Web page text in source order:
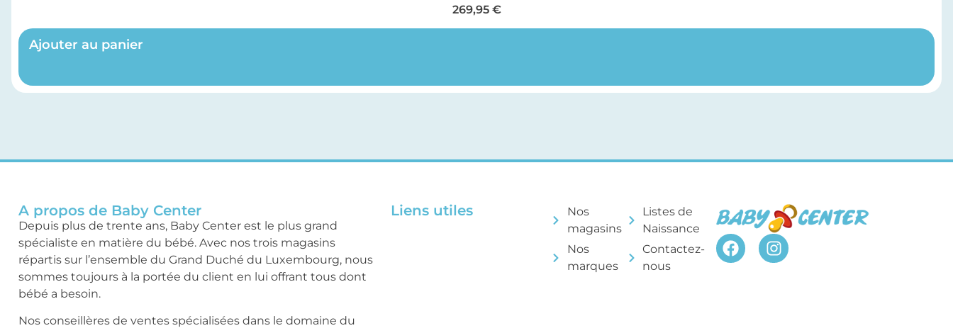
269,95 €
Ajouter au panier
A propos de Baby Center
Depuis plus de trente ans, Baby Center est le plus grand
spécialiste en matière du bébé. Avec nos trois magasins
répartis sur l’ensemble du Grand Duché du Luxembourg, nous
sommes toujours à la portée du client en lui offrant tous dont
bébé a besoin.
Nos conseillères de ventes spécialisées dans le domaine du
Liens utiles
Nos
magasins
Nos
marques
Listes de
Naissance
Contactez-
nous